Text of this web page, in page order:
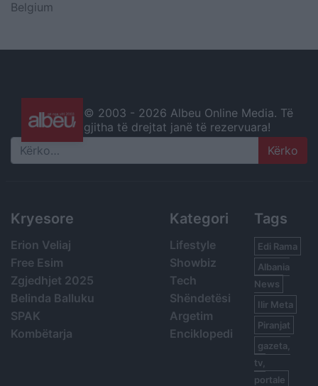
Belgium
© 2003 - 2026 Albeu Online Media. Të
gjitha të drejtat janë të rezervuara!
Search
Kryesore
Erion Veliaj
Free Esim
Zgjedhjet 2025
Belinda Balluku
SPAK
Kombëtarja
Kategori
Lifestyle
Showbiz
Tech
Shëndetësi
Argetim
Enciklopedi
Tags
Edi Rama
Albania
News
Ilir Meta
Piranjat
gazeta,
tv,
portale